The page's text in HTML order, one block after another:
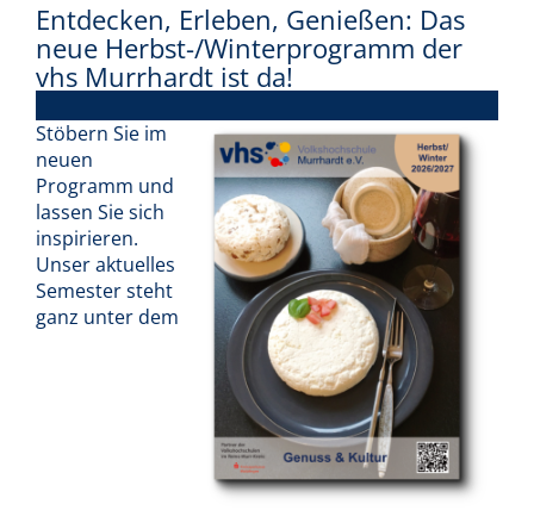
Entdecken, Erleben, Genießen: Das
neue Herbst-/Winterprogramm der
vhs Murrhardt ist da!
Stöbern Sie im
neuen
Programm und
lassen Sie sich
inspirieren.
Unser aktuelles
Semester steht
ganz unter dem